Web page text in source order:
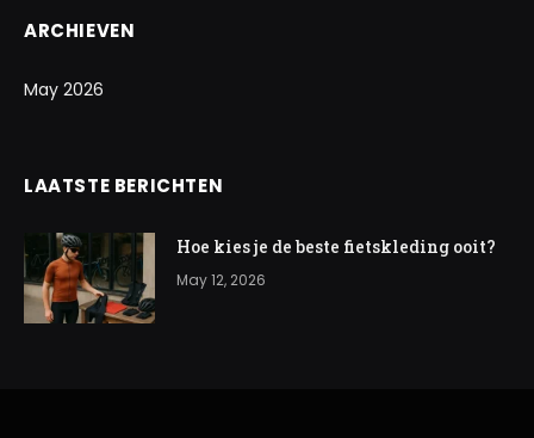
ARCHIEVEN
May 2026
LAATSTE BERICHTEN
Hoe kies je de beste fietskleding ooit?
May 12, 2026